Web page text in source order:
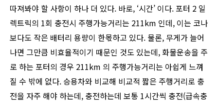
따져봐야 할 사항이 하나 더 있다. 바로, ‘시간’ 이다. 포터 2 일
렉트릭의 1회 충전시 주행가능거리는 211km 인데, 이는 코나
보다도 작은 배터리 용량이 한몫하고 있다. 물론, 무게가 늘어
나면 그만큼 비효율적이기 때문인 것도 있는데, 화물운송을 주
로 하는 포터의 경우 211km 의 주행가능거리는 아쉽게 느껴
질 수 밖에 없다. 승용차와 비교해 비교적 짧은 주행거리로 충
전을 자주 해야 하는데, 충전하는데 보통 1시간씩 충전(급속충